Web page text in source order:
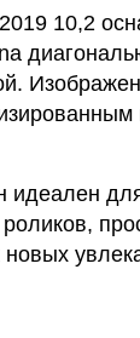
10,2
идеален